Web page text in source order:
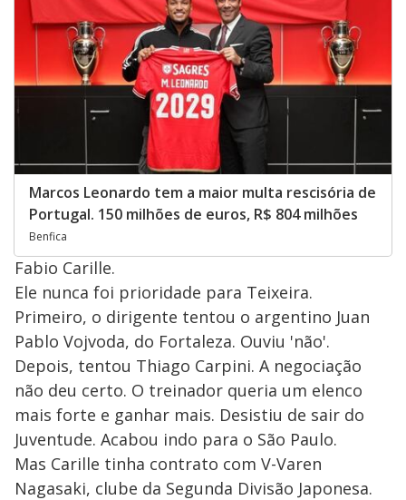
Marcos Leonardo tem a maior multa rescisória de
Portugal. 150 milhões de euros, R$ 804 milhões
Benfica
Fabio Carille.
Ele nunca foi prioridade para Teixeira.
Primeiro, o dirigente tentou o argentino Juan
Pablo Vojvoda, do Fortaleza. Ouviu 'não'.
Depois, tentou Thiago Carpini. A negociação
não deu certo. O treinador queria um elenco
mais forte e ganhar mais. Desistiu de sair do
Juventude. Acabou indo para o São Paulo.
Mas Carille tinha contrato com V-Varen
Nagasaki, clube da Segunda Divisão Japonesa.